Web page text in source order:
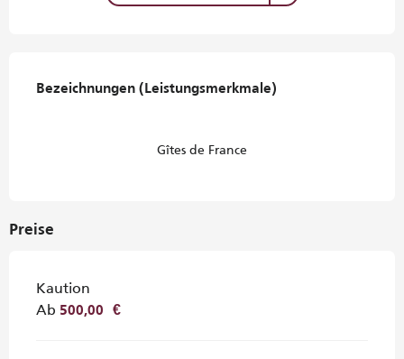
Bezeichnungen (Leistungsmerkmale)
Bezeichnungen (Leistungsmerkmale)
Gîtes de France
Preise
Kaution
Ab 500,00 €